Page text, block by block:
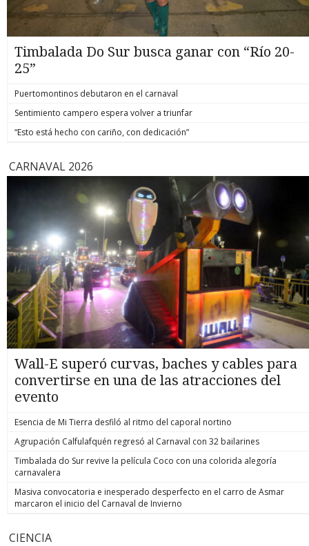
Timbalada Do Sur busca ganar con “Río 20-
25”
Puertomontinos debutaron en el carnaval
Sentimiento campero espera volver a triunfar
“Esto está hecho con cariño, con dedicación”
CARNAVAL 2026
Wall-E superó curvas, baches y cables para
convertirse en una de las atracciones del
evento
Esencia de Mi Tierra desfiló al ritmo del caporal nortino
Agrupación Calfulafquén regresó al Carnaval con 32 bailarines
Timbalada do Sur revive la película Coco con una colorida alegoría
carnavalera
Masiva convocatoria e inesperado desperfecto en el carro de Asmar
marcaron el inicio del Carnaval de Invierno
CIENCIA